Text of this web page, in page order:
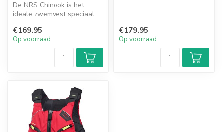
De NRS Chinook is het
ideale zwemvest speciaal
kajakkers.
€169,95
Op voorraad
€179,95
Op voorraad